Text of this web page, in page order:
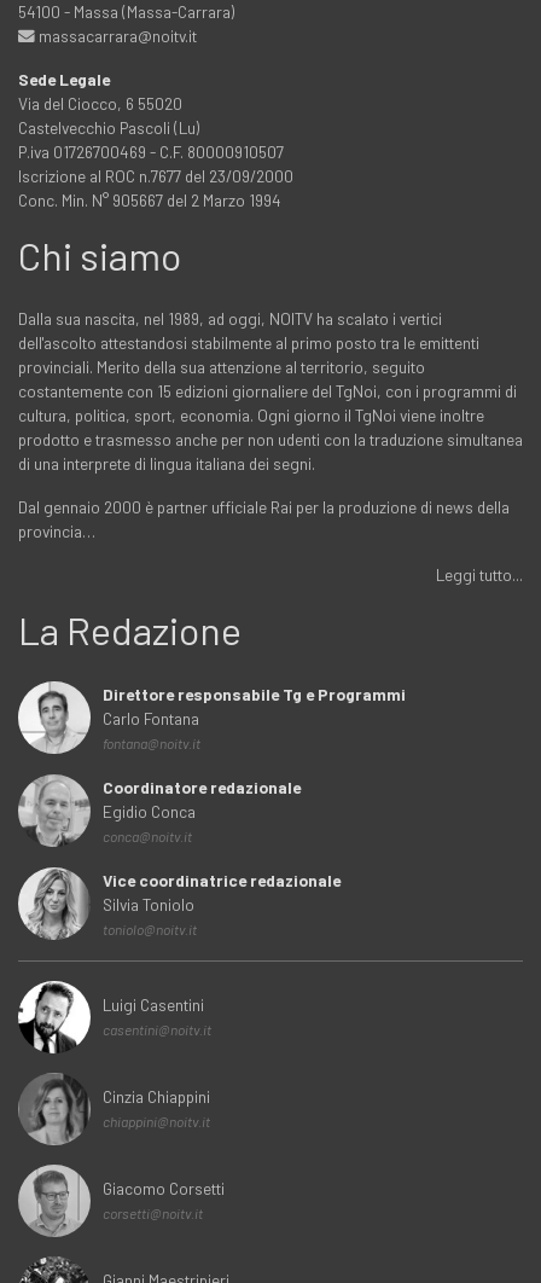
54100 - Massa (Massa-Carrara)
massacarrara@noitv.it
Sede Legale
Via del Ciocco, 6 55020
Castelvecchio Pascoli (Lu)
P.iva 01726700469 - C.F. 80000910507
Iscrizione al ROC n.7677 del 23/09/2000
Conc. Min. N° 905667 del 2 Marzo 1994
Chi siamo
Dalla sua nascita, nel 1989, ad oggi, NOITV ha scalato i vertici
dell'ascolto attestandosi stabilmente al primo posto tra le emittenti
provinciali. Merito della sua attenzione al territorio, seguito
costantemente con 15 edizioni giornaliere del TgNoi, con i programmi di
cultura, politica, sport, economia. Ogni giorno il TgNoi viene inoltre
prodotto e trasmesso anche per non udenti con la traduzione simultanea
di una interprete di lingua italiana dei segni.
Dal gennaio 2000 è partner ufficiale Rai per la produzione di news della
provincia…
Leggi tutto...
La Redazione
Direttore responsabile Tg e Programmi
Carlo Fontana
fontana@noitv.it
Coordinatore redazionale
Egidio Conca
conca@noitv.it
Vice coordinatrice redazionale
Silvia Toniolo
toniolo@noitv.it
Luigi Casentini
casentini@noitv.it
Cinzia Chiappini
chiappini@noitv.it
Giacomo Corsetti
corsetti@noitv.it